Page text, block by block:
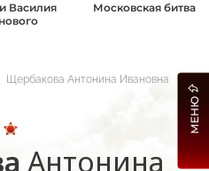
Василия
Московская битва
Щербакова Антонина Ивановна
Антонина
МЕНЮ